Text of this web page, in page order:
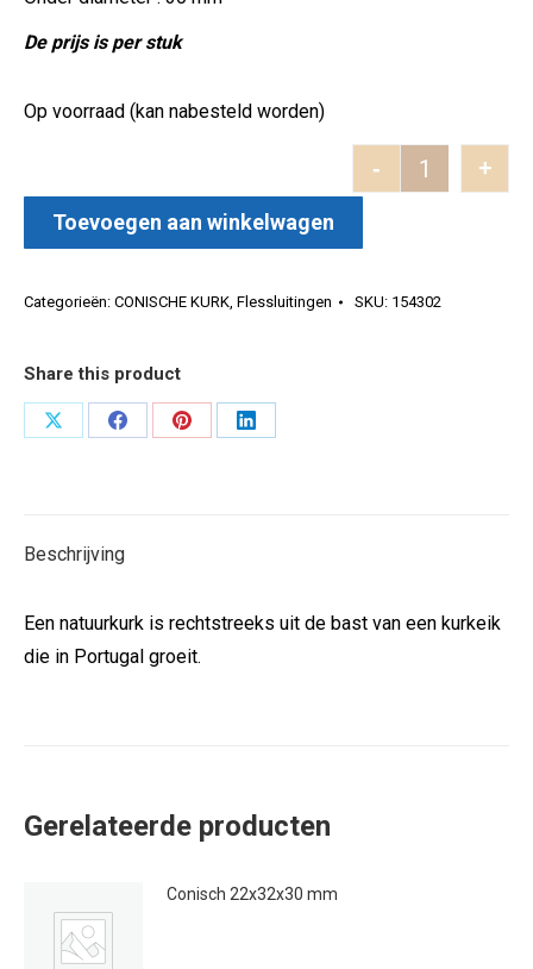
De prijs is per stuk
Op voorraad (kan nabesteld worden)
- +
Toevoegen aan winkelwagen
Categorieën: CONISCHE KURK, Flessluitingen SKU: 154302
Share this product
Deel
Deel
Deel
Deel
Beschrijving
Een natuurkurk is rechtstreeks uit de bast van een kurkeik
die in Portugal groeit.
Gerelateerde producten
Conisch 22x32x30 mm